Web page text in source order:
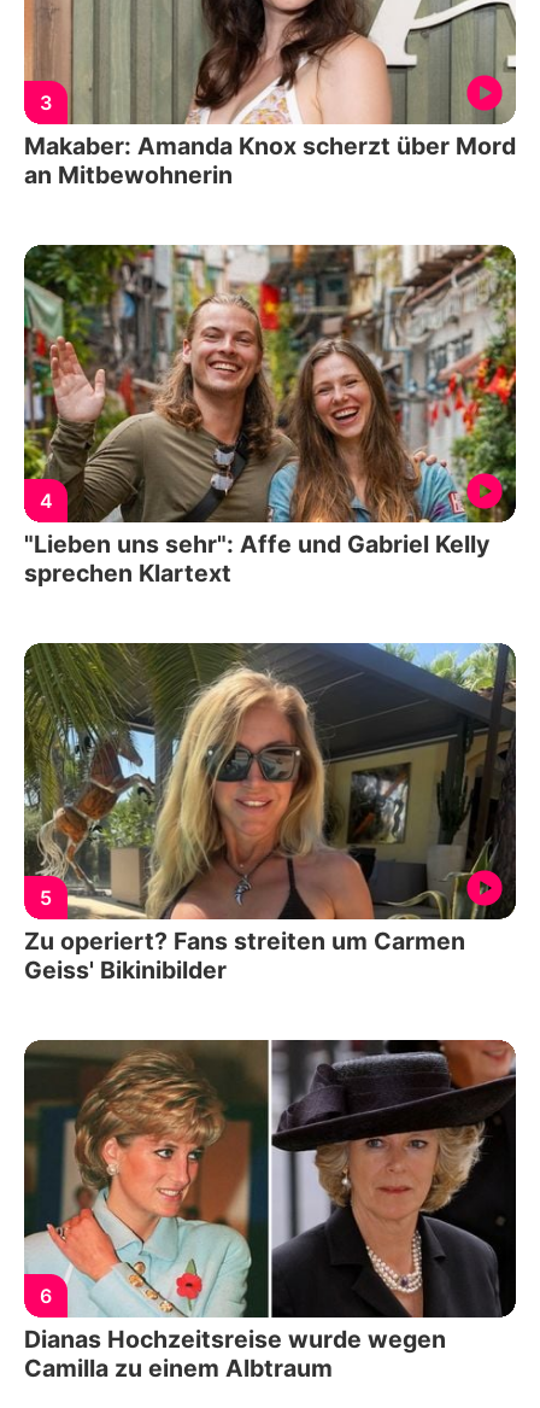
3
Makaber: Amanda Knox scherzt über Mord
an Mitbewohnerin
4
"Lieben uns sehr": Affe und Gabriel Kelly
sprechen Klartext
5
Zu operiert? Fans streiten um Carmen
Geiss' Bikinibilder
6
Dianas Hochzeitsreise wurde wegen
Camilla zu einem Albtraum